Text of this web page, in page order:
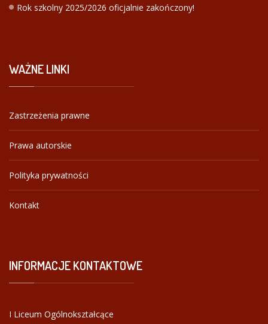
Rok szkolny 2025/2026 oficjalnie zakończony!
WAŻNELINKI
Zastrzeżenia prawne
Prawa autorskie
Polityka prywatności
Kontakt
INFORMACJEKONTAKTOWE
I Liceum Ogólnokształcące